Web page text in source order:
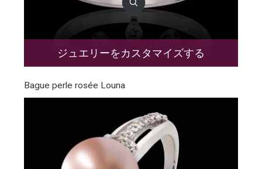
ジュエリーをカスタマイズする
Bague perle rosée Louna